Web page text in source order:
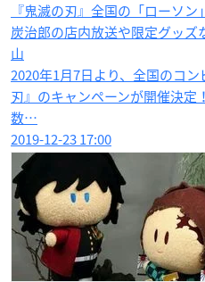
『鬼滅の刃』全国の「ローソ
炭治郎の店内放送や限定グッ
山
2020年1月7日より、全国のコ
刃』のキャンペーンが開催決定
数…
2019-12-23 17:00